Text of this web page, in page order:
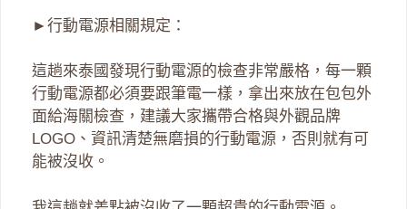
►行動電源相關規定：
這趟來泰國發現行動電源的檢查非常嚴格，每一顆
行動電源都必須要跟筆電一樣，拿出來放在包包外
面給海關檢查，建議大家攜帶合格與外觀品牌
LOGO、資訊清楚無磨損的行動電源，否則就有可
能被沒收。